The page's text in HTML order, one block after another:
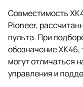
Совместимость
Pioneer,
пульта. При
обозначение
могут отличаться
управления и